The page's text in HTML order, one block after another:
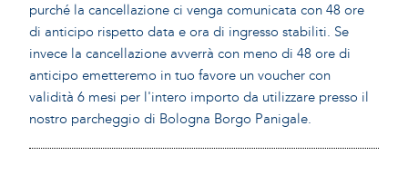
purché la cancellazione ci venga comunicata con 48 ore
di anticipo rispetto data e ora di ingresso stabiliti. Se
invece la cancellazione avverrà con meno di 48 ore di
anticipo emetteremo in tuo favore un voucher con
validità 6 mesi per l'intero importo da utilizzare presso il
nostro parcheggio di Bologna Borgo Panigale.